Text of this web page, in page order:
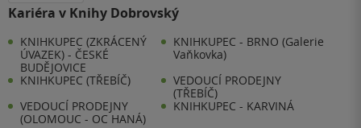
Kariéra v Knihy Dobrovský
KNIHKUPEC (ZKRÁCENÝ
ÚVAZEK) - ČESKÉ
BUDĚJOVICE
KNIHKUPEC - BRNO (Galerie
Vaňkovka)
KNIHKUPEC (TŘEBÍČ)
VEDOUCÍ PRODEJNY
(TŘEBÍČ)
VEDOUCÍ PRODEJNY
(OLOMOUC - OC HANÁ)
KNIHKUPEC - KARVINÁ